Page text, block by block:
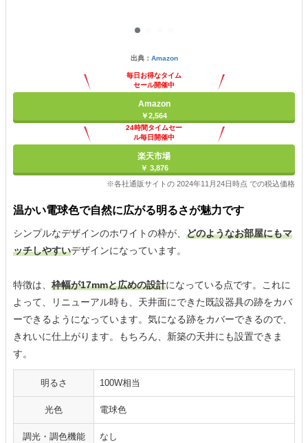
出典： Amazon
毎日お得なタイム
セール開催中
Amazon
￥2,564
24時間タイムセー
ル毎日開催中
楽天市場
￥ 3,876
※各社通販サイトの 2024年11月24日時点 での税込価格
温かい電球色で自然に広がる明るさが魅力です
シンプルなデザインのホワイトの枠が、 どのようなお部屋にもマ
ッチしやすいデザインになっています。
特徴は、 枠幅が17mmと広めの設計になっている点です。これに
よって、リニューアル時も、天井面にできた既設器具の跡をカバ
ーできるようになっています。気になる跡をカバーできるので、
きれいに仕上がります。もちろん、新築の天井にも設置できま
す。
明るさ 100W相当
光色 電球色
調光・調色機能 なし